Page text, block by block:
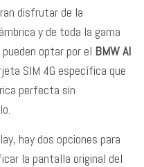
disfrutar de la
y de toda la gama
optar por el BMW AI
SIM 4G específica que
perfecta sin
hay dos opciones para
la pantalla original del